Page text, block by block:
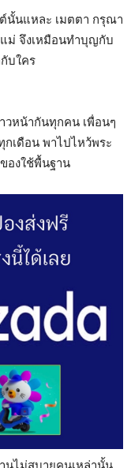
นั้นแหละ เมตตา กรุณา
ม่ จึงเหมือนทำบุญกับ
บใคร
หน้ากันทุกคน เพื่อนๆ
เดือน พาไปไหว้พระ
องใช้พื้นฐาน
นไม่สบายคนเหล่านั้น